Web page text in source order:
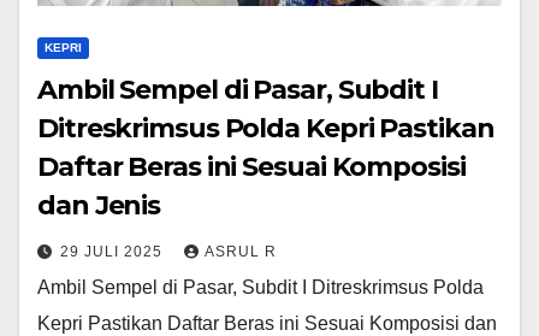
KEPRI
Ambil Sempel di Pasar, Subdit I
Ditreskrimsus Polda Kepri Pastikan
Daftar Beras ini Sesuai Komposisi
dan Jenis
29 JULI 2025 ASRUL R
Ambil Sempel di Pasar, Subdit I Ditreskrimsus Polda
Kepri Pastikan Daftar Beras ini Sesuai Komposisi dan